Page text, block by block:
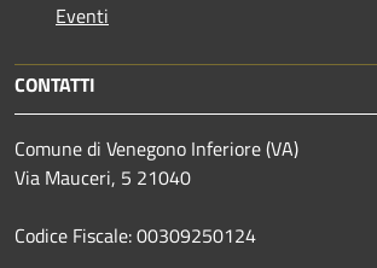
Eventi
CONTATTI
Comune di Venegono Inferiore (VA)
Via Mauceri, 5 21040
Codice Fiscale: 00309250124